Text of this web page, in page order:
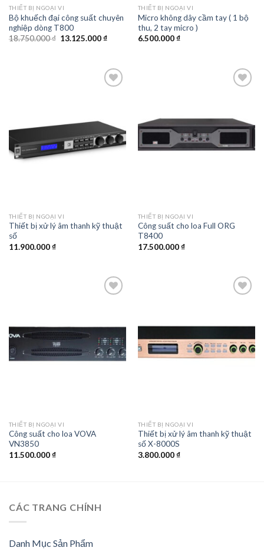
THIẾT BỊ NGOẠI VI
Bộ khuếch đại công suất chuyên
nghiệp dòng T800
18.750.000₫ Giá
13.125.000₫Giá
13.125.000 ₫.
THIẾT BỊ NGOẠI VI
Micro không dây cầm tay ( 1 bộ
thu, 2 tay micro )
6.500.000₫
wishlist
THIẾT BỊ NGOẠI VI
Thiết bị xử lý âm thanh kỹ thuật
số
11.900.000₫
wishlist
THIẾT BỊ NGOẠI VI
Công suất cho loa Full ORG
T8400
17.500.000₫
THIẾT BỊ NGOẠI VI
Công suất cho loa VOVA
VN3850
11.500.000₫
THIẾT BỊ NGOẠI VI
Thiết bị xử lý âm thanh kỹ thuật
số X-8000S
3.800.000₫
CÁC TRANG CHÍNH
Danh Mục Sản Phẩm